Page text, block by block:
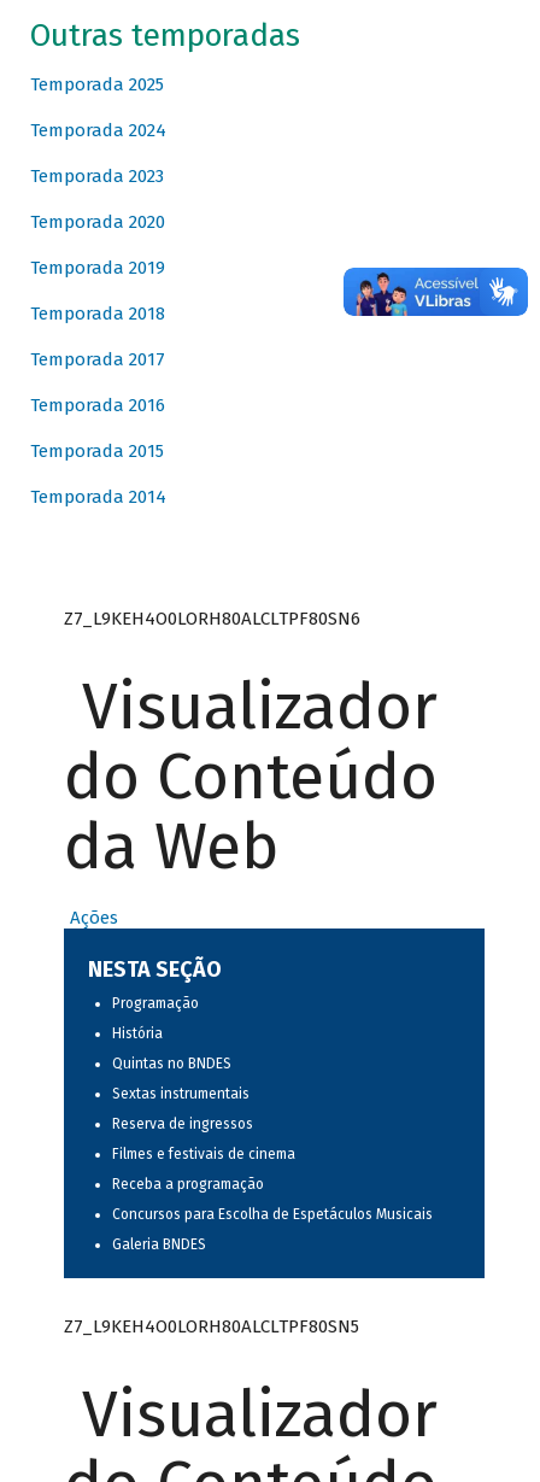
Outras temporadas
Temporada 2025
Temporada 2024
Temporada 2023
Temporada 2020
Temporada 2019
Temporada 2018
Temporada 2017
Temporada 2016
Temporada 2015
Temporada 2014
Z7_L9KEH4O0LORH80ALCLTPF80SN6
Visualizador
do Conteúdo
da Web
Ações
NESTA SEÇÃO
Programação
História
Quintas no BNDES
Sextas instrumentais
Reserva de ingressos
Filmes e festivais de cinema
Receba a programação
Concursos para Escolha de Espetáculos Musicais
Galeria BNDES
Z7_L9KEH4O0LORH80ALCLTPF80SN5
Visualizador